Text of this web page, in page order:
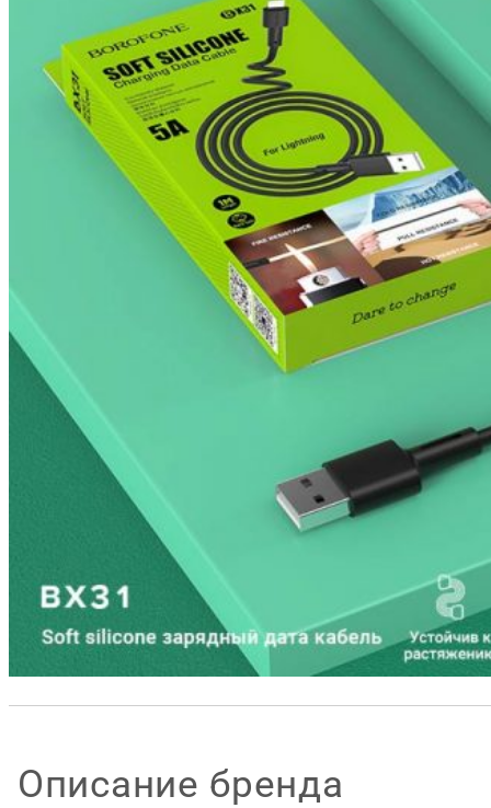
Описание бренда